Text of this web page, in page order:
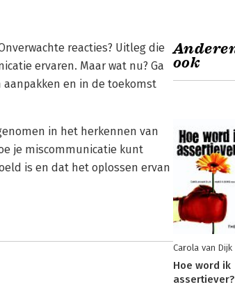
reacties? Uitleg die
ervaren. Maar wat nu? Ga
en in de toekomst
in het herkennen van
je miscommunicatie kunt
is en dat het oplossen ervan
ook
Carola van Dijk
Hoe word ik
assertiever?